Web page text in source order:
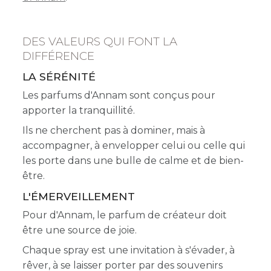
DES VALEURS QUI FONT LA
DIFFÉRENCE
LA SÉRÉNITÉ
Les parfums d'Annam sont conçus pour
apporter la tranquillité.
Ils ne cherchent pas à dominer, mais à
accompagner, à envelopper celui ou celle qui
les porte dans une bulle de calme et de bien-
être.
L'ÉMERVEILLEMENT
Pour d'Annam, le parfum de créateur doit
être une source de joie.
Chaque spray est une invitation à s'évader, à
rêver, à se laisser porter par des souvenirs